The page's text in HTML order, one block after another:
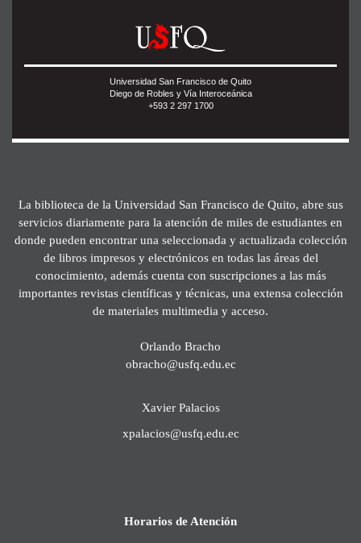
Universidad San Francisco de Quito
Diego de Robles y Vía Interoceánica
+593 2 297 1700
La biblioteca de la Universidad San Francisco de Quito, abre sus
servicios diariamente para la atención de miles de estudiantes en
donde pueden encontrar una seleccionada y actualizada colección
de libros impresos y electrónicos en todas las áreas del
conocimiento, además cuenta con suscripciones a las más
importantes revistas científicas y técnicas, una extensa colección
de materiales multimedia y acceso.
Orlando Bracho
obracho@usfq.edu.ec
Xavier Palacios
xpalacios@usfq.edu.ec
Horarios de Atención